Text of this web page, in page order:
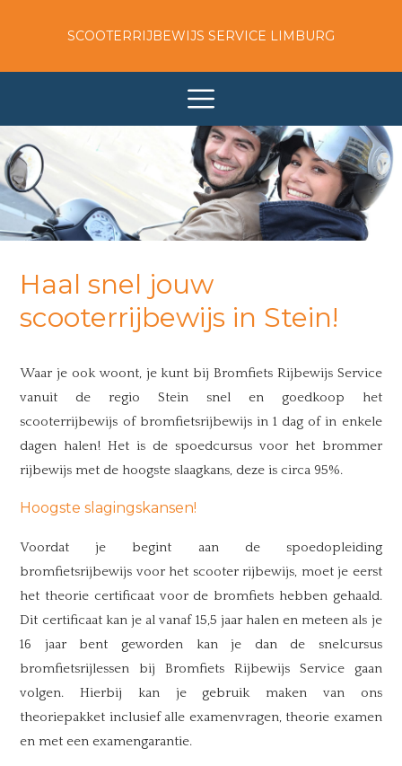
SCOOTERRIJBEWIJS SERVICE LIMBURG
Haal snel jouw
scooterrijbewijs in Stein!
Waar je ook woont, je kunt bij Bromfiets Rijbewijs Service
vanuit de regio Stein snel en goedkoop het
scooterrijbewijs of bromfietsrijbewijs in 1 dag of in enkele
dagen halen! Het is de spoedcursus voor het brommer
rijbewijs met de hoogste slaagkans, deze is circa 95%.
Hoogste slagingskansen!
Voordat je begint aan de spoedopleiding
bromfietsrijbewijs voor het scooter rijbewijs, moet je eerst
het theorie certificaat voor de bromfiets hebben gehaald.
Dit certificaat kan je al vanaf 15,5 jaar halen en meteen als je
16 jaar bent geworden kan je dan de snelcursus
bromfietsrijlessen bij Bromfiets Rijbewijs Service gaan
volgen. Hierbij kan je gebruik maken van ons
theoriepakket inclusief alle examenvragen, theorie examen
en met een examengarantie.